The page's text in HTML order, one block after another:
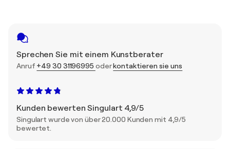
Sprechen Sie mit einem Kunstberater
Anruf +49 30 31196995 oderkontaktieren sie uns
Kunden bewerten Singulart 4,9/5
Singulart wurde von über 20.000 Kunden mit 4,9/5
bewertet.